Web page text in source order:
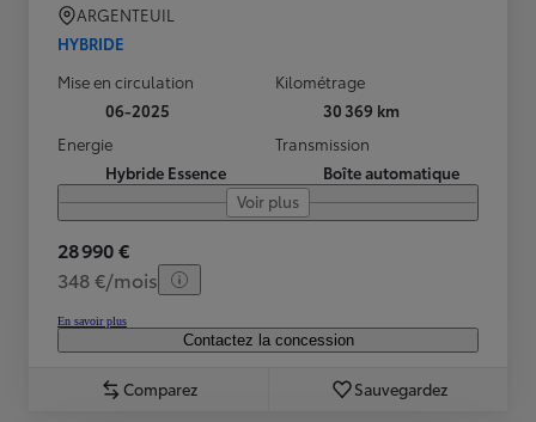
ARGENTEUIL
HYBRIDE
Mise en circulation
06-2025
Kilométrage
30 369 km
Energie
Hybride Essence
Transmission
Boîte automatique
Voir plus
28 990 €
348 €/mois
En savoir plus
Contactez la concession
Comparez Sauvegardez